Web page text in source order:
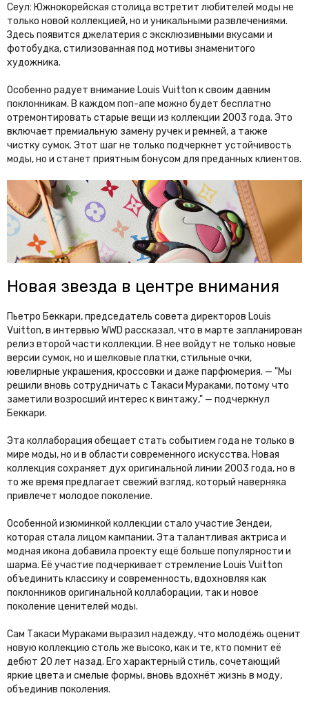
Сеул: Южнокорейская столица встретит любителей моды не
только новой коллекцией, но и уникальными развлечениями.
Здесь появится джелатерия с эксклюзивными вкусами и
фотобудка, стилизованная под мотивы знаменитого
художника.
Особенно радует внимание Louis Vuitton к своим давним
поклонникам. В каждом поп-апе можно будет бесплатно
отремонтировать старые вещи из коллекции 2003 года. Это
включает премиальную замену ручек и ремней, а также
чистку сумок. Этот шаг не только подчеркнет устойчивость
моды, но и станет приятным бонусом для преданных клиентов.
Новая звезда в центре внимания
Пьетро Беккари, председатель совета директоров Louis
Vuitton, в интервью WWD рассказал, что в марте запланирован
релиз второй части коллекции. В нее войдут не только новые
версии сумок, но и шелковые платки, стильные очки,
ювелирные украшения, кроссовки и даже парфюмерия. — "Мы
решили вновь сотрудничать с Такаси Мураками, потому что
заметили возросший интерес к винтажу," — подчеркнул
Беккари.
Эта коллаборация обещает стать событием года не только в
мире моды, но и в области современного искусства. Новая
коллекция сохраняет дух оригинальной линии 2003 года, но в
то же время предлагает свежий взгляд, который наверняка
привлечет молодое поколение.
Особенной изюминкой коллекции стало участие Зендеи,
которая стала лицом кампании. Эта талантливая актриса и
модная икона добавила проекту ещё больше популярности и
шарма. Её участие подчеркивает стремление Louis Vuitton
объединить классику и современность, вдохновляя как
поклонников оригинальной коллаборации, так и новое
поколение ценителей моды.
Сам Такаси Мураками выразил надежду, что молодёжь оценит
новую коллекцию столь же высоко, как и те, кто помнит её
дебют 20 лет назад. Его характерный стиль, сочетающий
яркие цвета и смелые формы, вновь вдохнёт жизнь в моду,
объединив поколения.